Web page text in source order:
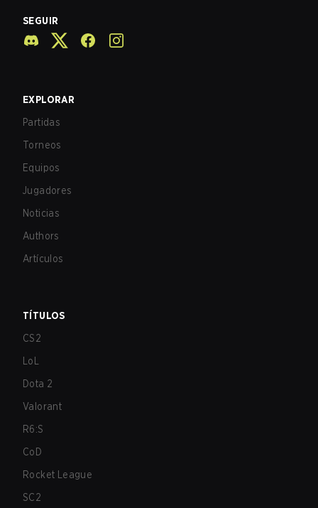
SEGUIR
EXPLORAR
Partidas
Torneos
Equipos
Jugadores
Noticias
Authors
Artículos
TÍTULOS
CS2
LoL
Dota 2
Valorant
R6:S
CoD
Rocket League
SC2